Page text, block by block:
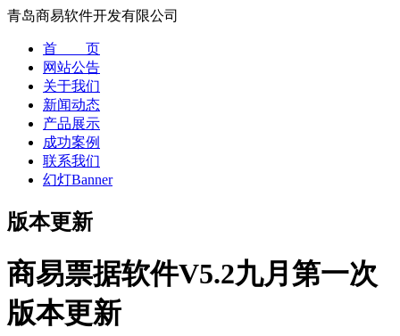
青岛商易软件开发有限公司
首 页
网站公告
关于我们
新闻动态
产品展示
成功案例
联系我们
幻灯Banner
版本更新
商易票据软件V5.2九月第一次
版本更新